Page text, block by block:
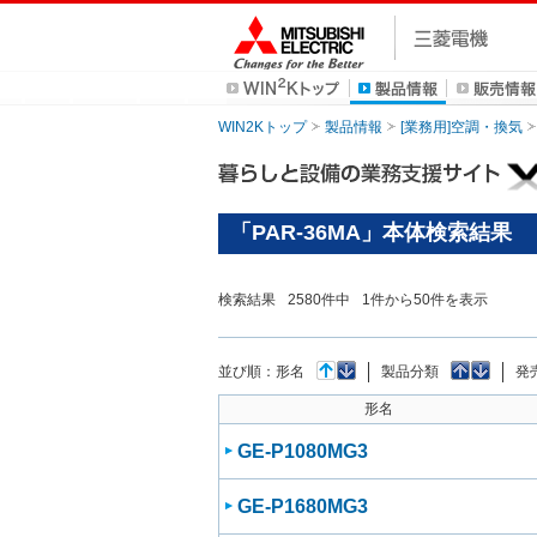
WIN2Kトップ 製品情報 [業務用]空調・換気
「PAR-36MA」本体検索結果
検索結果 2580件中 1件から50件を表示
並び順： 形名 製品分類 発
形名
GE-P1080MG3
GE-P1680MG3